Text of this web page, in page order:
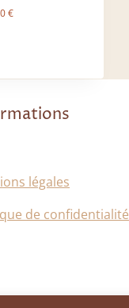
€
légales
de confidentialité